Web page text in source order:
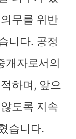
무를 위반
니다. 공정
개자로서의
하며, 앞으
도록 지속
습니다.